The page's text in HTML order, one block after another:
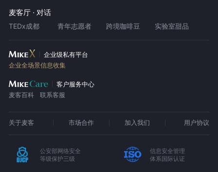
麦客厅 · 对话
TEDx成都 青年志愿者 跨境咖啡豆 实验室甜品
企业级私有平台
企业全场景信息收集
客户服务中心
麦客百科
联系客服
关于麦客 市场合作 加入我们 用户协议
公安部网络安全
等级保护三级
信息安全管理
体系国际认证